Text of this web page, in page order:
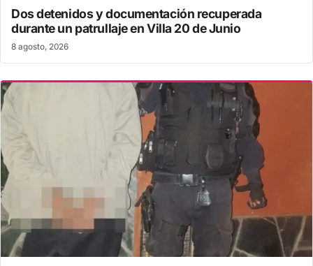
Dos detenidos y documentación recuperada
durante un patrullaje en Villa 20 de Junio
8 agosto, 2026